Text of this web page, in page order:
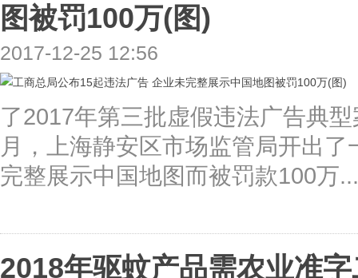
图被罚100万(图)
2017-12-25 12:56
了2017年第三批虚假违法广告典
月，上海静安区市场监管局开出
完整展示中国地图而被罚款100万...
2018年驱蚊产品需农业准